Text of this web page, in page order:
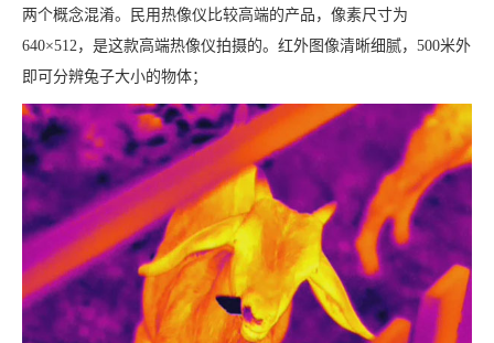
两个概念混淆。民用热像仪比较高端的产品，像素尺寸为
640×512，是这款高端热像仪拍摄的。红外图像清晰细腻，500米外
即可分辨兔子大小的物体；